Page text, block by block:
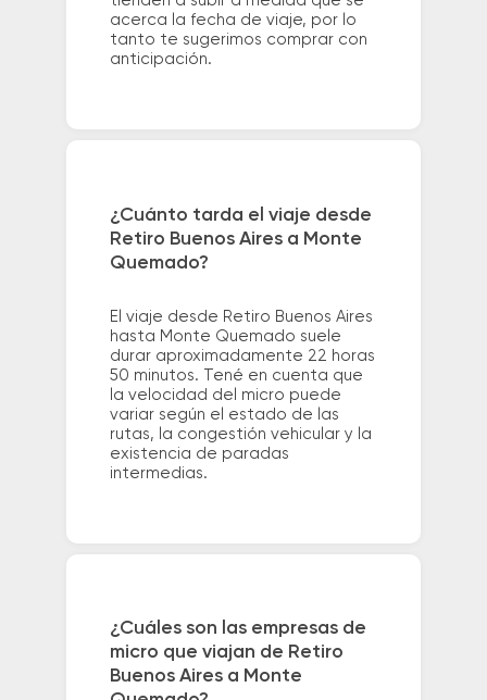
acerca la fecha de viaje, por lo
tanto te sugerimos comprar con
anticipación.
¿Cuánto tarda el viaje desde
Retiro Buenos Aires a Monte
Quemado?
El viaje desde Retiro Buenos Aires
hasta Monte Quemado suele
durar aproximadamente 22 horas
50 minutos. Tené en cuenta que
la velocidad del micro puede
variar según el estado de las
rutas, la congestión vehicular y la
existencia de paradas
intermedias.
¿Cuáles son las empresas de
micro que viajan de Retiro
Buenos Aires a Monte